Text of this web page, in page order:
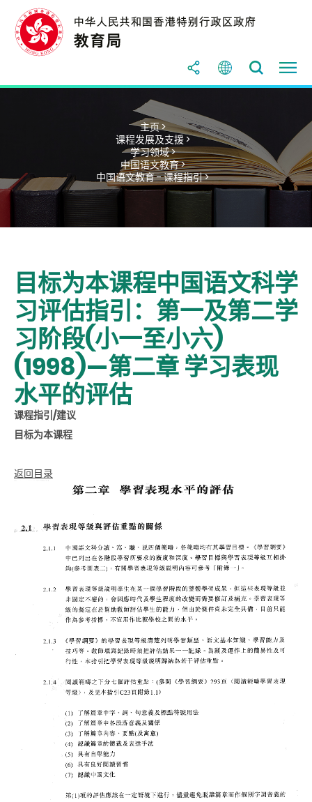
主页 >
课程发展及支援 >
学习领域 >
中国语文教育 >
中国语文教育 - 课程指引 >
目标为本课程中国语文科学
习评估指引：第一及第二学
习阶段(小一至小六)
(1998)—第二章 学习表现
水平的评估
课程指引/建议
目标为本课程
返回目录